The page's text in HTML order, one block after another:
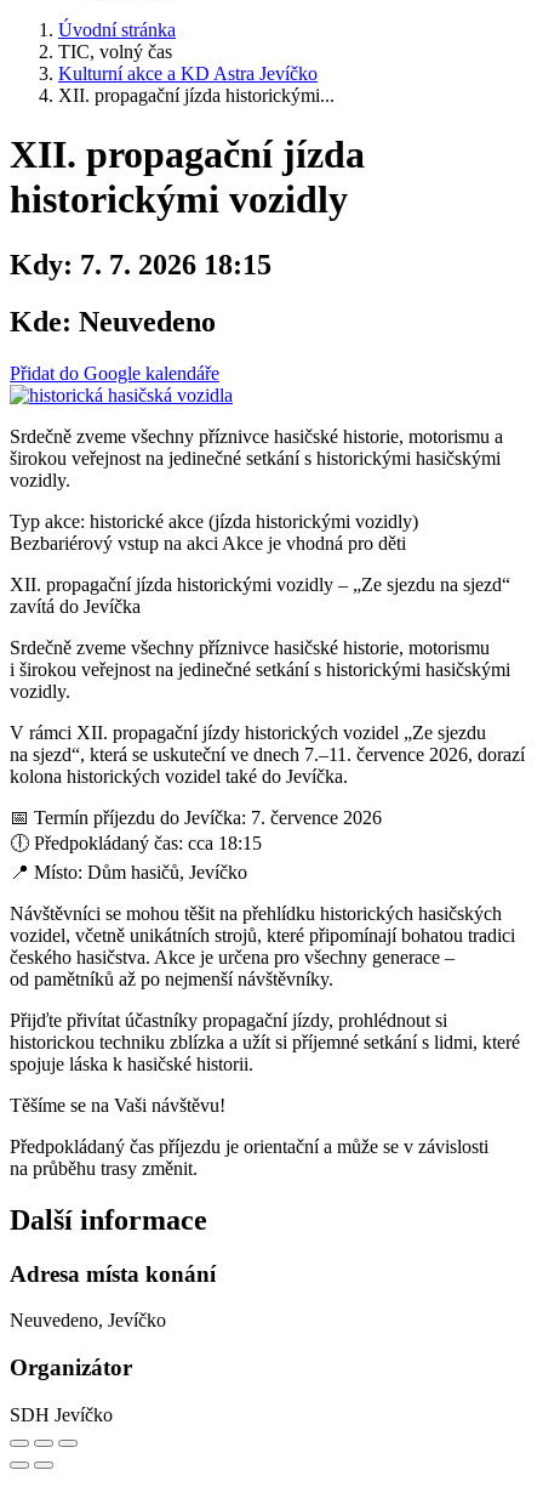
Úvodní stránka
TIC, volný čas
Kulturní akce a KD Astra Jevíčko
XII. propagační jízda historickými...
XII. propagační jízda
historickými vozidly
Kdy: 7. 7. 2026 18:15
Kde: Neuvedeno
Přidat do Google kalendáře
Srdečně zveme všechny příznivce hasičské historie, motorismu a
širokou veřejnost na jedinečné setkání s historickými hasičskými
vozidly.
Typ akce: historické akce (jízda historickými vozidly)
Bezbariérový vstup na akci Akce je vhodná pro děti
XII. propagační jízda historickými vozidly – „Ze sjezdu na sjezd“
zavítá do Jevíčka
Srdečně zveme všechny příznivce hasičské historie, motorismu
i širokou veřejnost na jedinečné setkání s historickými hasičskými
vozidly.
V rámci XII. propagační jízdy historických vozidel „Ze sjezdu
na sjezd“, která se uskuteční ve dnech 7.–11. července 2026, dorazí
kolona historických vozidel také do Jevíčka.
📅 Termín příjezdu do Jevíčka: 7. července 2026
🕕 Předpokládaný čas: cca 18:15
📍 Místo: Dům hasičů, Jevíčko
Návštěvníci se mohou těšit na přehlídku historických hasičských
vozidel, včetně unikátních strojů, které připomínají bohatou tradici
českého hasičstva. Akce je určena pro všechny generace –
od pamětníků až po nejmenší návštěvníky.
Přijďte přivítat účastníky propagační jízdy, prohlédnout si
historickou techniku zblízka a užít si příjemné setkání s lidmi, které
spojuje láska k hasičské historii.
Těšíme se na Vaši návštěvu!
Předpokládaný čas příjezdu je orientační a může se v závislosti
na průběhu trasy změnit.
Další informace
Adresa místa konání
Neuvedeno, Jevíčko
Organizátor
SDH Jevíčko